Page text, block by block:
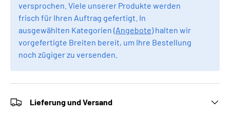
versprochen. Viele unserer Produkte werden
frisch für Ihren Auftrag gefertigt. In
ausgewählten Kategorien (Angebote) halten wir
vorgefertigte Breiten bereit, um Ihre Bestellung
noch zügiger zu versenden.
Lieferung und Versand